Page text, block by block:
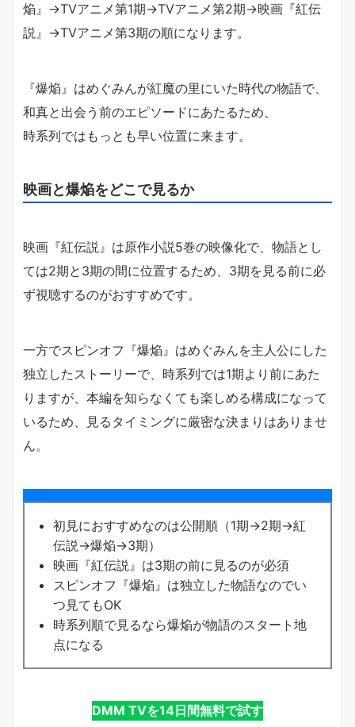
焔』→TVアニメ第1期→TVアニメ第2期→映画『紅伝
説』→TVアニメ第3期の順になります。
『爆焔』はめぐみんが紅魔の里にいた時代の物語で、
和真と出会う前のエピソードにあたるため、
時系列ではもっとも早い位置に来ます。
映画と爆焔をどこで見るか
映画『紅伝説』は原作小説5巻の映像化で、物語とし
ては2期と3期の間に位置するため、3期を見る前に必
ず視聴するのがおすすめです。
一方でスピンオフ『爆焔』はめぐみんを主人公にした
独立したストーリーで、時系列では1期より前にあた
りますが、本編を知らなくても楽しめる構成になって
いるため、見るタイミングに厳密な決まりはありませ
ん。
初見におすすめなのは公開順（1期→2期→紅
伝説→爆焔→3期）
映画『紅伝説』は3期の前に見るのが必須
スピンオフ『爆焔』は独立した物語なのでい
つ見てもOK
時系列順で見るなら爆焔が物語のスタート地
点になる
DMM TVを14日間無料で試す